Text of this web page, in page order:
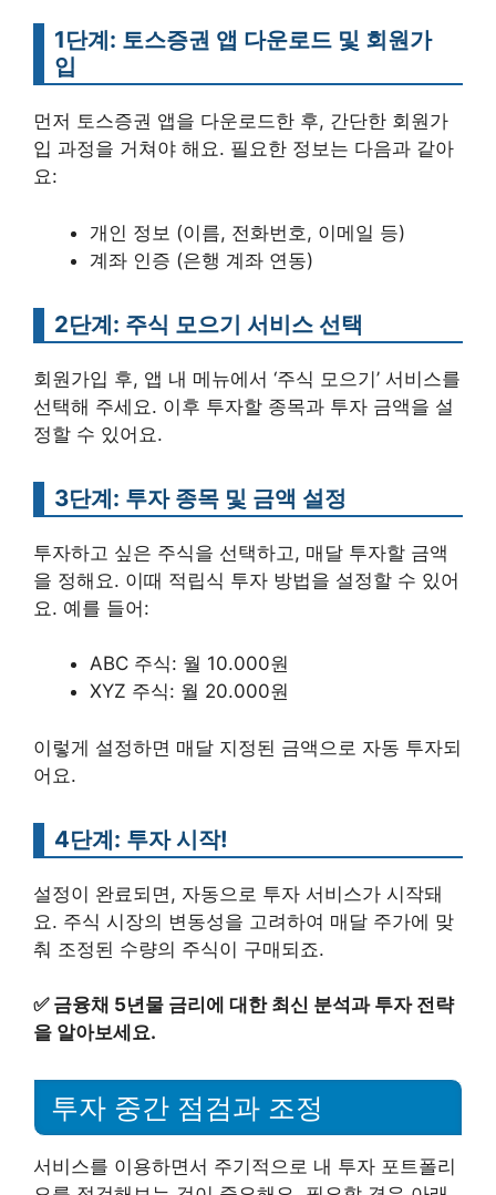
1단계: 토스증권 앱 다운로드 및 회원가
입
먼저 토스증권 앱을 다운로드한 후, 간단한 회원가
입 과정을 거쳐야 해요. 필요한 정보는 다음과 같아
요:
개인 정보 (이름, 전화번호, 이메일 등)
계좌 인증 (은행 계좌 연동)
2단계: 주식 모으기 서비스 선택
회원가입 후, 앱 내 메뉴에서 ‘주식 모으기’ 서비스를
선택해 주세요. 이후 투자할 종목과 투자 금액을 설
정할 수 있어요.
3단계: 투자 종목 및 금액 설정
투자하고 싶은 주식을 선택하고, 매달 투자할 금액
을 정해요. 이때 적립식 투자 방법을 설정할 수 있어
요. 예를 들어:
ABC 주식: 월 10.000원
XYZ 주식: 월 20.000원
이렇게 설정하면 매달 지정된 금액으로 자동 투자되
어요.
4단계: 투자 시작!
설정이 완료되면, 자동으로 투자 서비스가 시작돼
요. 주식 시장의 변동성을 고려하여 매달 주가에 맞
춰 조정된 수량의 주식이 구매되죠.
✅ 금융채 5년물 금리에 대한 최신 분석과 투자 전략
을 알아보세요.
투자 중간 점검과 조정
서비스를 이용하면서 주기적으로 내 투자 포트폴리